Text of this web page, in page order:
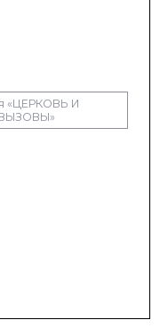
«ЦЕРКОВЬ И